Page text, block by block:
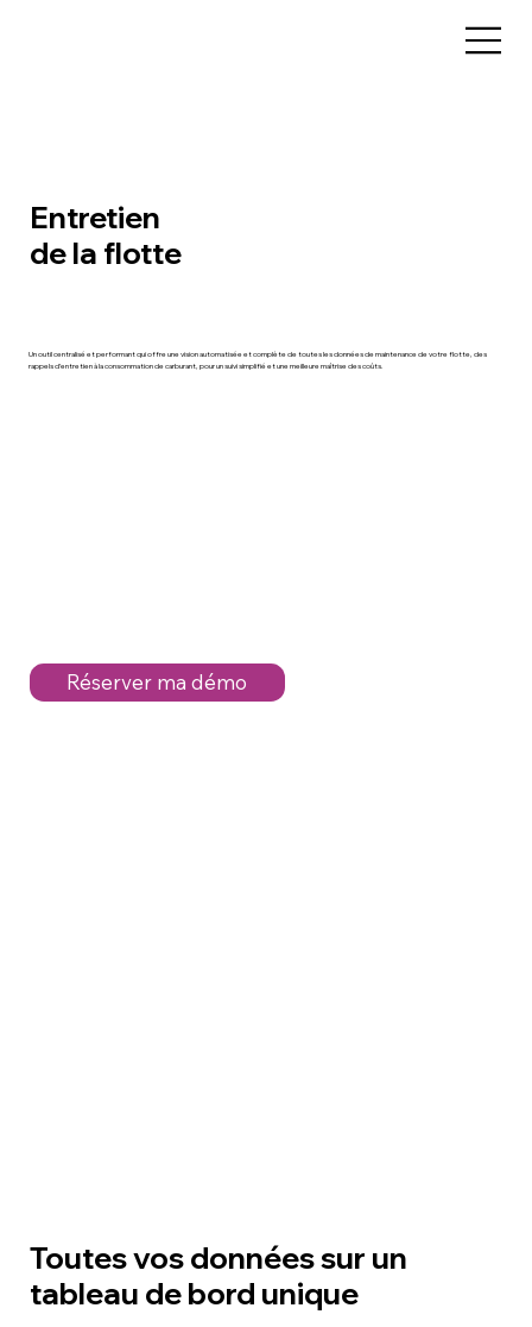
Entretien
de la flotte
Un outil centralisé et performant qui offre une vision automatisée et complète de toutes les données de maintenance de votre flotte, des
rappels d’entretien à la consommation de carburant, pour un suivi simplifié et une meilleure maîtrise des coûts.
Réserver ma démo
Toutes vos données sur un
tableau de bord unique